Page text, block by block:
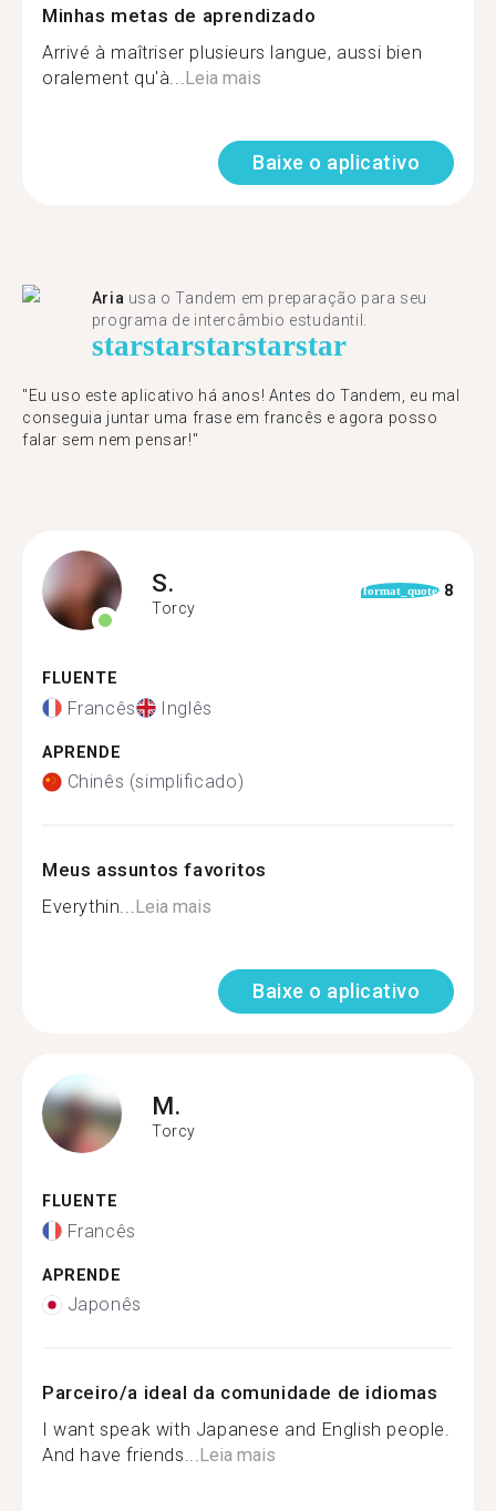
Minhas metas de aprendizado
Arrivé à maîtriser plusieurs langue, aussi bien
oralement qu'à...Leia mais
Baixe o aplicativo
Aria usa o Tandem em preparação para seu
programa de intercâmbio estudantil.
starstarstarstarstar
"​​Eu uso este aplicativo há anos! Antes do Tandem, eu mal
conseguia juntar uma frase em francês e agora posso
falar sem nem pensar!"
S.
Torcy
format_quote 8
FLUENTE
Francês Inglês
APRENDE
Chinês (simplificado)
Meus assuntos favoritos
Everythin...Leia mais
Baixe o aplicativo
M.
Torcy
FLUENTE
Francês
APRENDE
Japonês
Parceiro/a ideal da comunidade de idiomas
I want speak with Japanese and English people.
And have friends...Leia mais